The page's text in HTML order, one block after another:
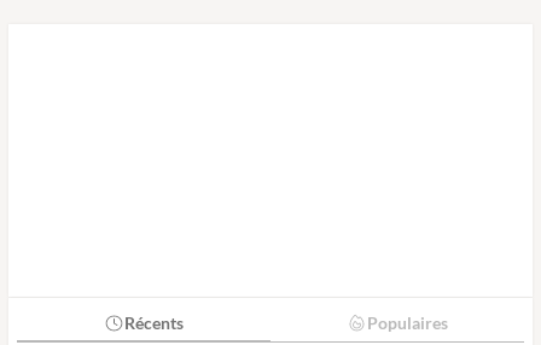
Récents Populaires